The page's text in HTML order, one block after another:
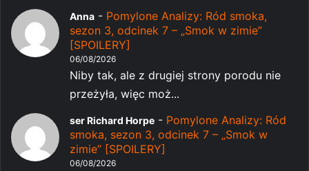
Anna - Pomylone Analizy: Ród smoka,
sezon 3, odcinek 7 – „Smok w zimie”
[SPOILERY]
06/08/2026
Niby tak, ale z drugiej strony porodu nie
przeżyła, więc moż...
ser Richard Horpe - Pomylone Analizy: Ród
smoka, sezon 3, odcinek 7 – „Smok w
zimie” [SPOILERY]
06/08/2026